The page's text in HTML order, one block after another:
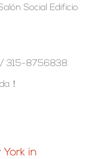
Social Edificio
315-8756838.
！
in